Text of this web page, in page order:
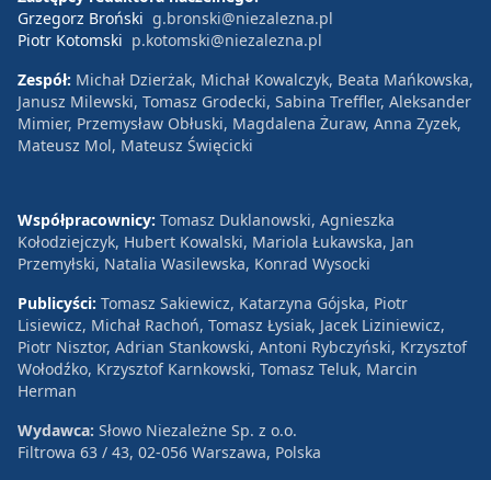
Grzegorz Broński g.bronski@niezalezna.pl
Piotr Kotomski p.kotomski@niezalezna.pl
Zespół: Michał Dzierżak, Michał Kowalczyk, Beata Mańkowska,
Janusz Milewski, Tomasz Grodecki, Sabina Treffler, Aleksander
Mimier, Przemysław Obłuski, Magdalena Żuraw, Anna Zyzek,
Mateusz Mol, Mateusz Święcicki
Współpracownicy: Tomasz Duklanowski, Agnieszka
Kołodziejczyk, Hubert Kowalski, Mariola Łukawska, Jan
Przemyłski, Natalia Wasilewska, Konrad Wysocki
Publicyści: Tomasz Sakiewicz, Katarzyna Gójska, Piotr
Lisiewicz, Michał Rachoń, Tomasz Łysiak, Jacek Liziniewicz,
Piotr Nisztor, Adrian Stankowski, Antoni Rybczyński, Krzysztof
Wołodźko, Krzysztof Karnkowski, Tomasz Teluk, Marcin
Herman
Wydawca: Słowo Niezależne Sp. z o.o.
Filtrowa 63 / 43, 02-056 Warszawa, Polska